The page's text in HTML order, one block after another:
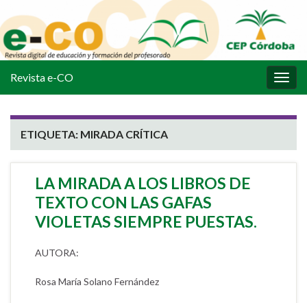
la
Revista e-CO
ETIQUETA: MIRADA CRÍTICA
LA MIRADA A LOS LIBROS DE
TEXTO CON LAS GAFAS
VIOLETAS SIEMPRE PUESTAS.
AUTORA:
Rosa María Solano Fernández